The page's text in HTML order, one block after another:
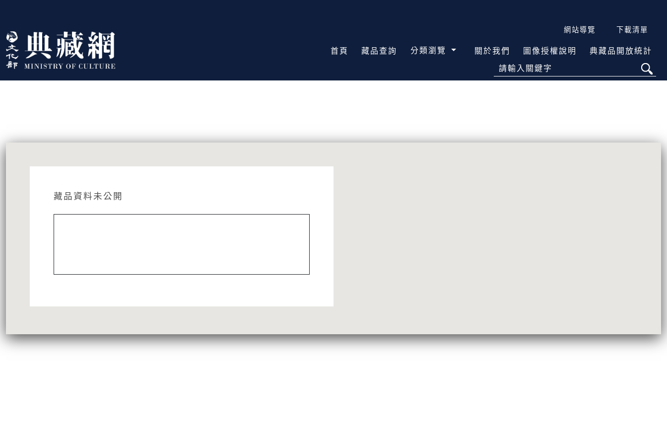
:::
網站導覽 下載清單
首頁 藏品查詢 分類瀏覽 關於我們 圖像授權說明 典藏品開放統計
請輸入關鍵字
藏品資料未公開